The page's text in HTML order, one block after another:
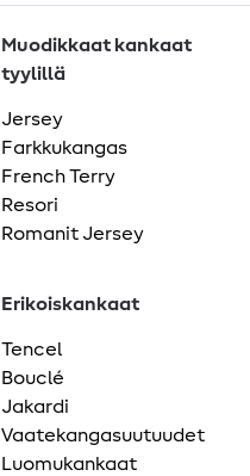
Muodikkaat kankaat
tyylillä
Jersey
Farkkukangas
French Terry
Resori
Romanit Jersey
Erikoiskankaat
Tencel
Bouclé
Jakardi
Vaatekangasuutuudet
Luomukankaat